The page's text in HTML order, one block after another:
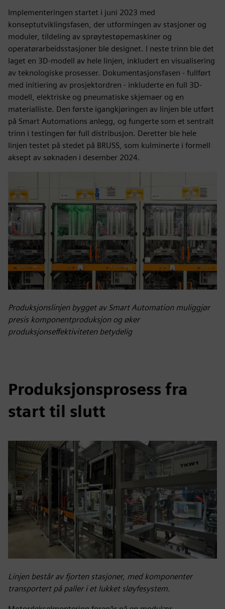
Implementeringen startet i juni 2023 med
konseptutviklingsfasen, der utformingen av stasjoner og
moduler, tildeling av sprøytestøpemaskiner og
operatørarbeidsstasjoner ble designet. I neste trinn ble det
laget en 3D-modell av hele linjen, inkludert en visualisering
av teknologiske prosesser. Dokumentasjonsfasen - fullført
med initiering av prosjektordren - inkluderte en full 3D-
modell, elektriske og pneumatiske skjemaer og en
materialliste. Den første igangkjøringen av linjen ble utført
på Smart Automations anlegg, og fungerte som et sentralt
trinn i testingen før full distribusjon. Deretter ble hele
linjen testet på stedet på BRUSS, som kulminerte i formell
aksept av søknaden i desember 2024.
Produksjonslinjen bygget av Smart Automation muliggjør
presis komponentproduksjon og øker
produksjonseffektiviteten betydelig
Produksjonsprosess fra
start til slutt
Linjen består av fjorten stasjoner, med komponenter
transportert på paller i et lukket sløyfesystem.